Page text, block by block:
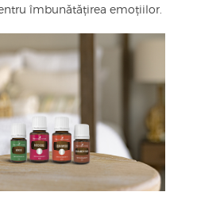
îmbunătățirea emoțiilor.